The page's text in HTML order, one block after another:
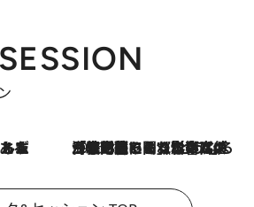
2026.8.3
「住宅建てられない…」「サーチャージ料の高値が続いている」ホルムズ海峡封鎖による影響はいつまで続く？《エネルギー専門家に聞く“どうなる日本の暮らし”》